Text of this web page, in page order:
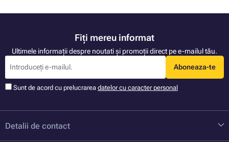
Fiți mereu informat
Ultimele informații despre noutati și promoții direct pe e-mailul tău.
Aboneaza-te
Sunt de acord cu prelucrarea datelor cu caracter personal
Detalii de contact